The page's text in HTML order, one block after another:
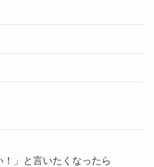
」と言いたくなったら